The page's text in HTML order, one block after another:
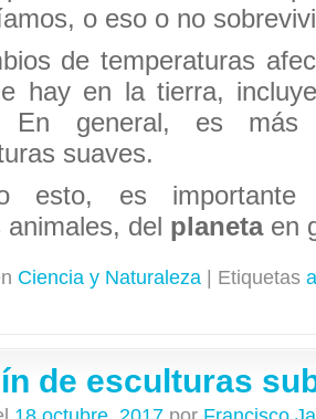
o eso o no
de temperaturas
hay en la tierra,
En general, es más
suaves.
esto, es
animales, del planetaen
Ciencia y Naturaleza Etiquetas
de esculturas